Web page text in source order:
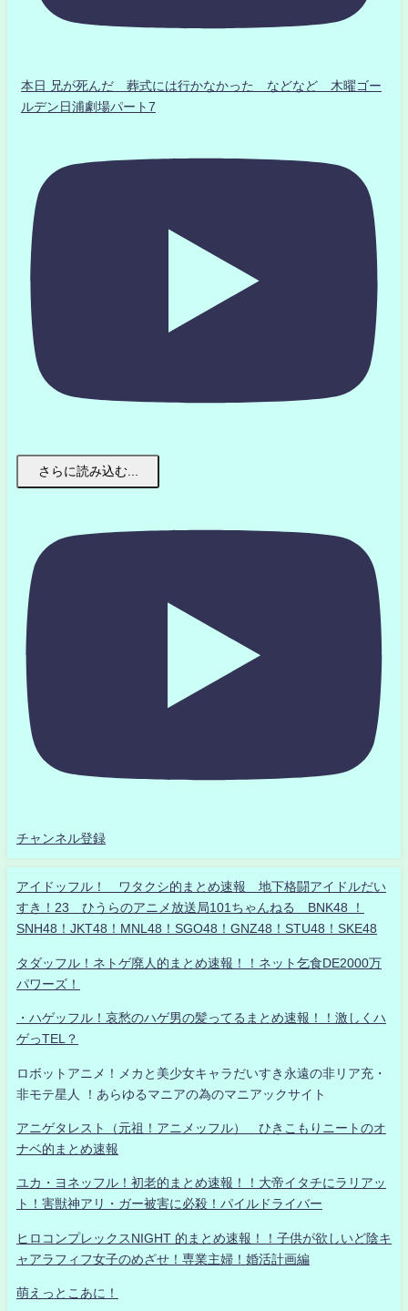
本日 兄が死んだ 葬式には行かなかった などなど 木曜ゴー
ルデン日浦劇場パート7
さらに読み込む...
チャンネル登録
アイドッフル！ ワタクシ的まとめ速報 地下格闘アイドルだい
すき！23 ひうらのアニメ放送局101ちゃんねる BNK48 ！
SNH48！JKT48！MNL48！SGO48！GNZ48！STU48！SKE48
タダッフル！ネトゲ廃人的まとめ速報！！ネット乞食DE2000万
パワーズ！
・ハゲッフル！哀愁のハゲ男の髪ってるまとめ速報！！激しくハ
ゲっTEL？
ロボットアニメ！メカと美少女キャラだいすき永遠の非リア充・
非モテ星人 ！あらゆるマニアの為のマニアックサイト
アニゲタレスト（元祖！アニメッフル） ひきこもりニートのオ
ナベ的まとめ速報
ユカ・ヨネッフル！初老的まとめ速報！！大帝イタチにラリアッ
ト！害獣神アリ・ガー被害に必殺！パイルドライバー
ヒロコンプレックスNIGHT 的まとめ速報！！子供が欲しいど陰キ
ャアラフィフ女子のめざせ！専業主婦！婚活計画編
萌えっとこあに！